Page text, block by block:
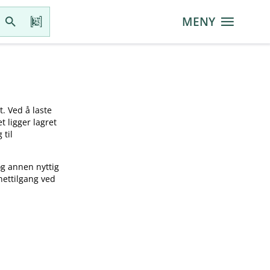
MENY
Ved å laste
ligger lagret
til
annen nyttig
ved